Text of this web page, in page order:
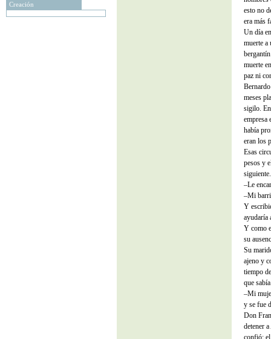
Creación
esto no
era más
Un día
muerte a
muerte
paz ni
meses
sigilo.
empresa
había
eran los
Esas
pesos y
siguiente.
–Le
–Mi
Y
ayudaría
Y como
su
Su
ajeno y
tiempo
que
–Mi
y se fue
Don
detener
confió: el